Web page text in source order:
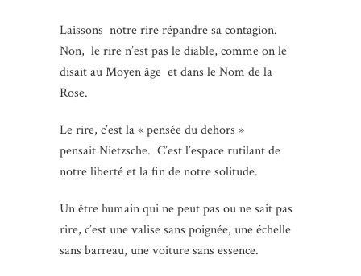
Laissons notre rire répandre sa contagion.
Non, le rire n’est pas le diable, comme on le
disait au Moyen âge et dans le Nom de la
Rose.
Le rire, c’est la « pensée du dehors »
pensait Nietzsche. C’est l’espace rutilant de
notre liberté et la fin de notre solitude.
Un être humain qui ne peut pas ou ne sait pas
rire, c’est une valise sans poignée, une échelle
sans barreau, une voiture sans essence.